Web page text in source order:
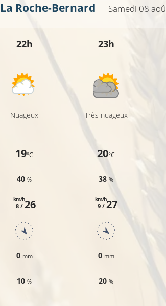
La Roche-Bernard Samedi 08
22h
Nuageux
19°C
40%
8 /
km/h26
0 mm
10%
23h
Très nuageux
20°C
38%
9 /
km/h27
0 mm
20%